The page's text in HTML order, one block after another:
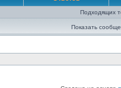
Подходящих
Показать